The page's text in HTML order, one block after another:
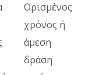
Ορισμένος
χρόνος ή
άμεση
δράση